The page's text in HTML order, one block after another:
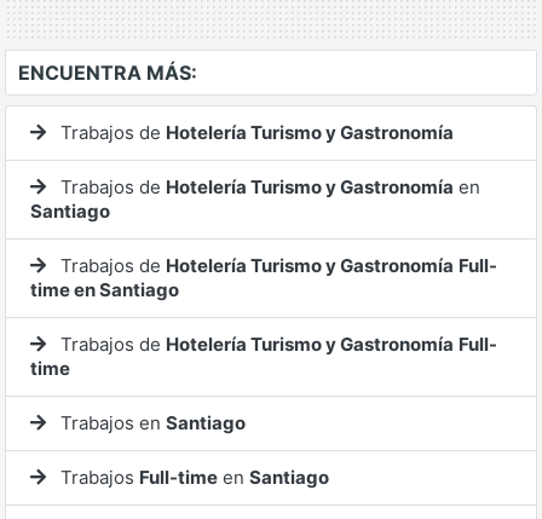
ENCUENTRA MÁS:
Trabajos de Hotelería Turismo y Gastronomía
Trabajos de Hotelería Turismo y Gastronomía en
Santiago
Trabajos de Hotelería Turismo y Gastronomía Full-
time en Santiago
Trabajos de Hotelería Turismo y Gastronomía Full-
time
Trabajos en Santiago
Trabajos Full-time en Santiago